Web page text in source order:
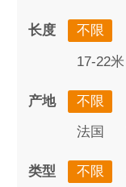
长度 不限
17-22米
产地 不限
法国
类型 不限